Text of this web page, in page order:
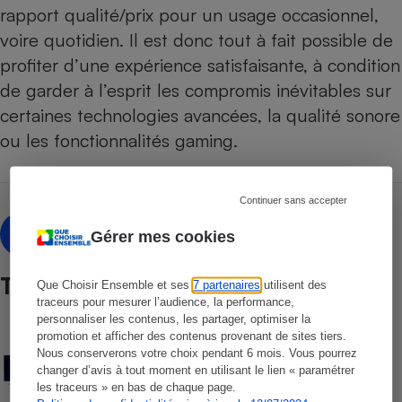
Gérer mes cookies
Que Choisir Ensemble et ses7 partenaires utilisent des
traceurs pour mesurer l’audience, la performance,
personnaliser les contenus, les partager, optimiser la
promotion et afficher des contenus provenant de sites tiers.
Nous conserverons votre choix pendant 6 mois. Vous pourrez
changer d’avis à tout moment en utilisant le lien « paramétrer
les traceurs » en bas de chaque page.
Continuer sans accepter
rapport qualité/prix pour un usage occasionnel,
voire quotidien. Il est donc tout à fait possible de
profiter d’une expérience satisfaisante, à condition
de garder à l’esprit les compromis inévitables sur
certaines technologies avancées, la qualité sonore
ou les fonctionnalités gaming.
Test
COMPARATIF
Téléviseurs